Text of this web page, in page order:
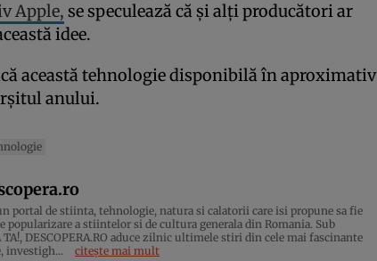
Apple, se speculează că și alți producători ar
idee.
această tehnologie disponibilă în aproximativ
anului.
portal de stiinta, tehnologie, natura si calatorii care isi propune sa fie
popularizare a stiintelor si de cultura generala din Romania. Sub
DESCOPERA.RO aduce zilnic ultimele stiri din cele mai fascinante
investigh...
citește mai mult